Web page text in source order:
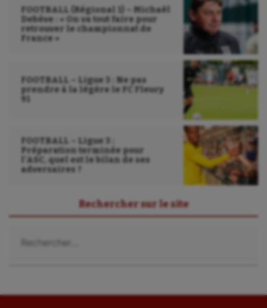
FOOTBALL (Régional 1) – Michaël
Debève : « On va tout faire pour
retrouver le championnat de
France »
FOOTBALL – Ligue 3 : Ne pas
prendre à la légère le FC Fleury
91
FOOTBALL – Ligue 3 :
Préparation terminée pour
l’ASC, quel est le bilan de ses
adversaires ?
Rechercher sur le site